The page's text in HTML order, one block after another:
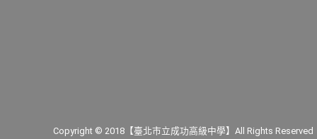
Copyright © 2018【臺北市立成功高級中學】All Rights Reserved